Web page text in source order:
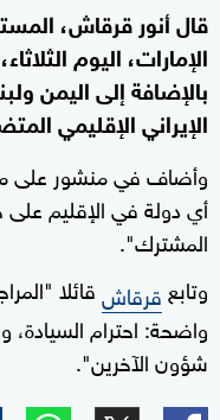
قال أنور قرقاش،
الإمارات، اليوم
بالإضافة إلى اليمن
الإيراني الإقليمي
وأضاف في منشور على
أي دولة في الإقليم على
المشترك".
وتابعقرقاشقائلا
واضحة: احترام
شؤون الآخرين".